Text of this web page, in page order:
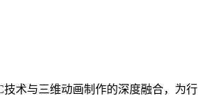
术与三维动画制作的深度融合，为行